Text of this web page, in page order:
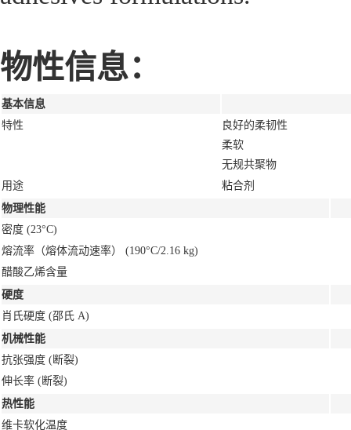
物性信息：
基本信息
特性
良好的柔韧性
柔软
无规共聚物
用途
粘合剂
物理性能
密度 (23°C)
熔流率（熔体流动速率） (190°C/2.16 kg)
醋酸乙烯含量
硬度
肖氏硬度 (邵氏 A)
机械性能
抗张强度 (断裂)
伸长率 (断裂)
热性能
维卡软化温度